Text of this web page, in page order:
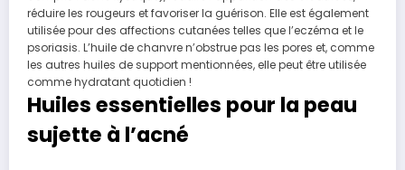
réduire les rougeurs et favoriser la guérison. Elle est également
utilisée pour des affections cutanées telles que l’eczéma et le
psoriasis. L’huile de chanvre n’obstrue pas les pores et, comme
les autres huiles de support mentionnées, elle peut être utilisée
comme hydratant quotidien !
Huiles essentielles pour la peau
sujette à l’acné